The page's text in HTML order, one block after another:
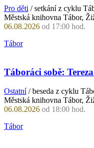
Pro děti / setkání z cyklu
Městská knihovna Tábor,
06.08.2026 od 17:00 hod.
Tábor
Táboráci sobě:
Ostatní/ beseda z cyklu
Městská knihovna Tábor,
06.08.2026 od 18:00 hod.
Tábor